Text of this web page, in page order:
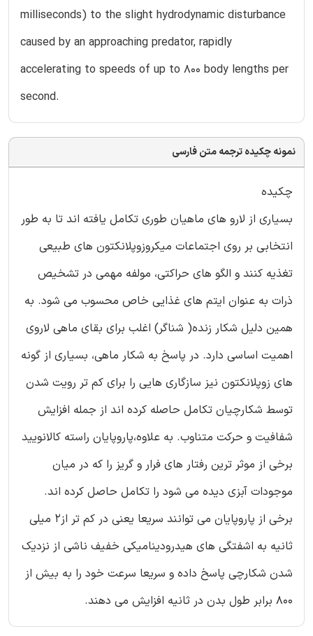
milliseconds) to the slight hydrodynamic disturbance
caused by an approaching predator, rapidly
accelerating to speeds of up to 800 body lengths per
second.
نمونه چکیده ترجمه متن فارسی
چکیده
بسیاری از لارو های ماهیان طوری تکامل یافته اند تا به طور
انتخابی بر روی اجتماعات میکروزوپلانکتون های طبیعی
تغذیه کنند و الگو های حراکتی، مولفه مهمی در تشخیص
ذرات به عنوان ایتم های غذایی خاص محسوب می شود. به
همین دلیل شکار زنده( شناگر) اغلب برای بقای ماهی لاروی
اهمیت اساسی دارد. در پاسخ به شکار ماهی، بسیاری از گونه
های زوپلانکتون نیز سازگاری هایی را برای کم تر رویت شدن
توسط شکارچیان تکامل حاصله کرده اند از جمله افزایش
شفافیت و حرکت متناوب. به علاوه،پاروپایان راسته کالانویید
برخی از موثر ترین رفتار های فرار و گریز را که در میان
موجودات آبزی دیده می شود را تکامل حاصل کرده اند.
برخی از پاروپایان می توانند سریعا یعنی در کم تر از2 میلی
ثانیه به اشفتگی های هیدرودینامیکی خفیف ناشی از نزدیک
شدن شکارچی پاسخ داده و سریعا سرعت خود را به بیش از
800 برابر طول بدن در ثانیه افزایش می دهند.